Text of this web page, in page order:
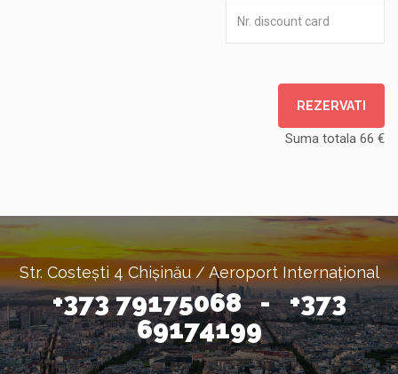
REZERVATI
Suma totala 66 €
Str. Costești 4 Chișinău / Aeroport Internațional
+373 79175068 - +373
69174199